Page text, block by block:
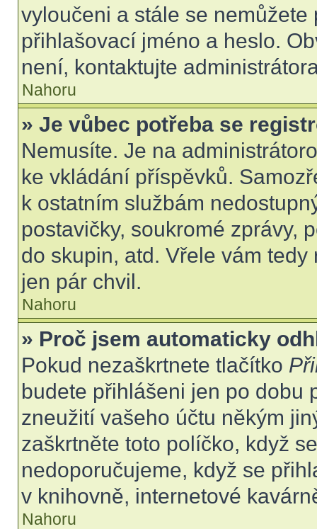
vyloučeni a stále se
přihlašovací jméno a heslo.
není, kontaktujte
Nahoru
» Je vůbec potřeba se
Nemusíte. Je na
ke vkládání příspěvků.
k ostatním službám
postavičky, soukromé zprávy,
do skupin, atd. Vřele vám
jen pár chvil.
Nahoru
» Proč jsem automaticky
Pokud nezaškrtnete tlačítko
budete přihlášeni jen po dobu
zneužití vašeho účtu někým
zaškrtněte toto políčko, když
nedoporučujeme, když se
v knihovně, internetové
Nahoru